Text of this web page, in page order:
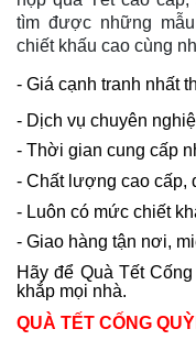
tìm được những mẫu
chiết khấu cao cùng
- Giá cạnh tranh nhất
- Dịch vụ chuyên
- Thời gian cung cấp
- Chất lượng cao cấp,
- Luôn có mức chiết
- Giao hàng tận nơi,
Hãy để Quà Tết
khắp mọi nhà.
QUÀ TẾT CỐNG